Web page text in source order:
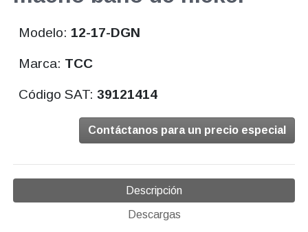
Modelo: 12-17-DGN
Marca: TCC
Código SAT:39121414
Contáctanos para un precio especial
Descripción
Descargas